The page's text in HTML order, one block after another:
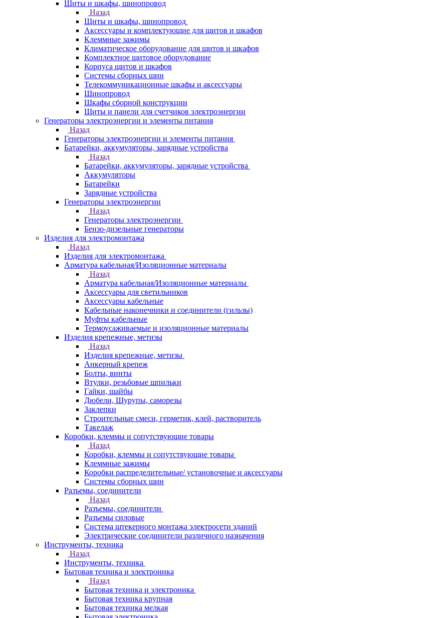
Щиты и шкафы, шинопровод
Назад
Щиты и шкафы, шинопровод
Аксессуары и комплектующие для щитов и шкафов
Клеммные зажимы
Климатическое оборудование для щитов и шкафов
Комплектное щитовое оборудование
Корпуса щитов и шкафов
Системы сборных шин
Телекоммуникационные шкафы и аксессуары
Шинопровод
Шкафы сборной конструкции
Щиты и панели для счетчиков электроэнергии
Генераторы электроэнергии и элементы питания
Назад
Генераторы электроэнергии и элементы питания
Батарейки, аккумуляторы, зарядные устройства
Назад
Батарейки, аккумуляторы, зарядные устройства
Аккумуляторы
Батарейки
Зарядные устройства
Генераторы электроэнергии
Назад
Генераторы электроэнергии
Бензо-дизельные генераторы
Изделия для электромонтажа
Назад
Изделия для электромонтажа
Арматура кабельная/Изоляционные материалы
Назад
Арматура кабельная/Изоляционные материалы
Аксессуары для светильников
Аксессуары кабельные
Кабельные наконечники и соединители (гильзы)
Муфты кабельные
Термоусаживаемые и изоляционные материалы
Изделия крепежные, метизы
Назад
Изделия крепежные, метизы
Анкерный крепеж
Болты, винты
Втулки, резьбовые шпильки
Гайки, шайбы
Дюбели, Шурупы, саморезы
Заклепки
Строительные смеси, герметик, клей, растворитель
Такелаж
Коробки, клеммы и сопутствующие товары
Назад
Коробки, клеммы и сопутствующие товары
Клеммные зажимы
Коробки распределительные/ установочные и аксессуары
Системы сборных шин
Разъемы, соединители
Назад
Разъемы, соединители
Разъемы силовые
Система штекерного монтажа электросети зданий
Электрические соединители различного назначения
Инструменты, техника
Назад
Инструменты, техника
Бытовая техника и электроника
Назад
Бытовая техника и электроника
Бытовая техника крупная
Бытовая техника мелкая